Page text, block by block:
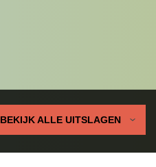
BEKIJK ALLE UITSLAGEN